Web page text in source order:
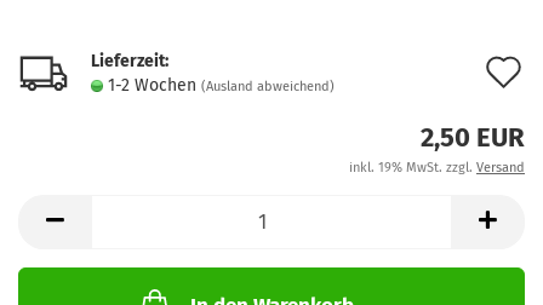
Lieferzeit:
1-2 Wochen (Ausland abweichend)
2,50 EUR
inkl. 19% MwSt. zzgl. Versand